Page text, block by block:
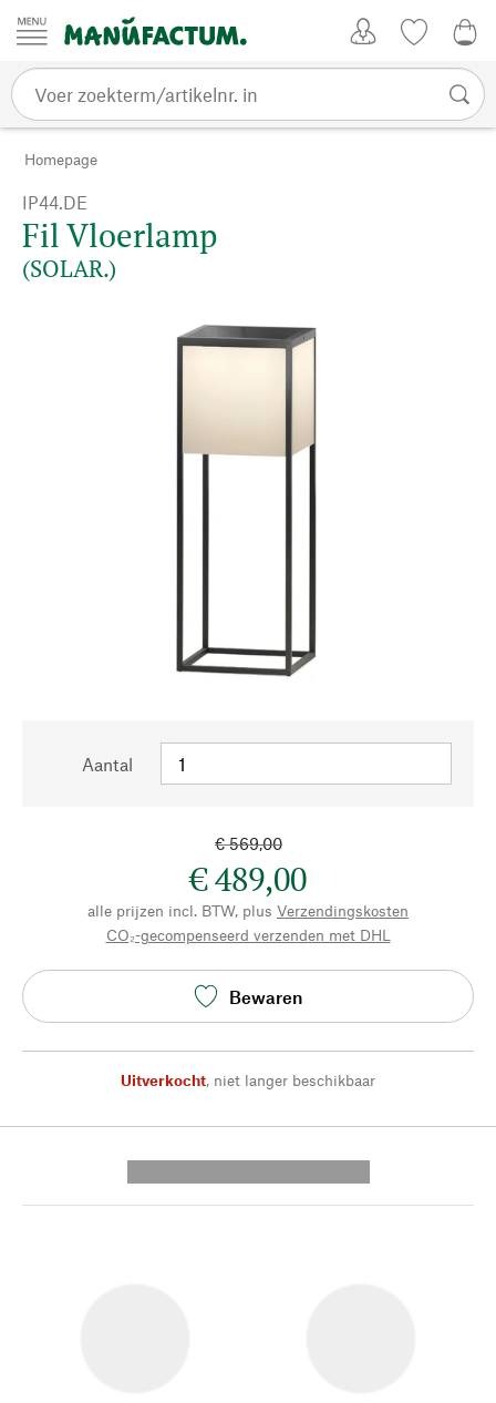
Passer au contenu
Homepage
IP44.DE
Fil Vloerlamp
(SOLAR.)
Aantal
€ 569,00
€ 489,00
alle prijzen incl. BTW, plus Verzendingskosten
CO₂-gecompenseerd verzenden met DHL
Bewaren
Uitverkocht, niet langer beschikbaar